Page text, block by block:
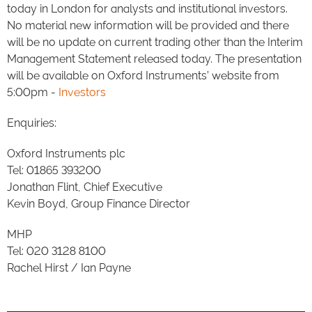
today in London for analysts and institutional investors.
No material new information will be provided and there
will be no update on current trading other than the Interim
Management Statement released today. The presentation
will be available on Oxford Instruments’ website from
5:00pm - Investors
Enquiries:
Oxford Instruments plc
Tel: 01865 393200
Jonathan Flint, Chief Executive
Kevin Boyd, Group Finance Director
MHP
Tel: 020 3128 8100
Rachel Hirst / Ian Payne